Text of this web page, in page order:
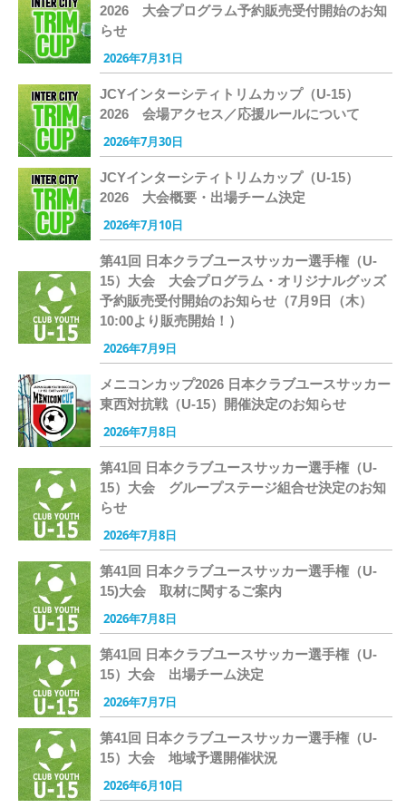
2026 大会プログラム予約販売受付開始のお知
らせ
2026年7月31日
JCYインターシティトリムカップ（U-15）
2026 会場アクセス／応援ルールについて
2026年7月30日
JCYインターシティトリムカップ（U-15）
2026 大会概要・出場チーム決定
2026年7月10日
第41回 日本クラブユースサッカー選手権（U-
15）大会 大会プログラム・オリジナルグッズ
予約販売受付開始のお知らせ（7月9日（木）
10:00より販売開始！）
2026年7月9日
メニコンカップ2026 日本クラブユースサッカー
東西対抗戦（U-15）開催決定のお知らせ
2026年7月8日
第41回 日本クラブユースサッカー選手権（U-
15）大会 グループステージ組合せ決定のお知
らせ
2026年7月8日
第41回 日本クラブユースサッカー選手権（U-
15)大会 取材に関するご案内
2026年7月8日
第41回 日本クラブユースサッカー選手権（U-
15）大会 出場チーム決定
2026年7月7日
第41回 日本クラブユースサッカー選手権（U-
15）大会 地域予選開催状況
2026年6月10日